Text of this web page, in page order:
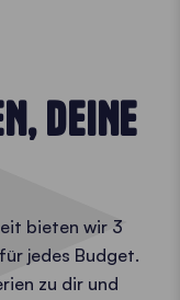
DEINE
bieten wir 3
jedes Budget.
zu dir und